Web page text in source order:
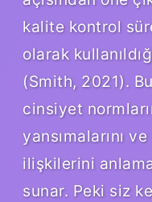
kalite kontrol
olarak
(Smith, 2021).
cinsiyet
yansımalarını
ilişkilerini
sunar. Peki siz